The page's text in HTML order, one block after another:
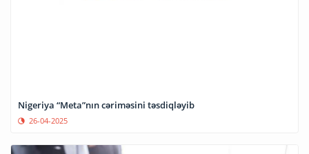
Nigeriya “Meta”nın cəriməsini təsdiqləyib
26-04-2025